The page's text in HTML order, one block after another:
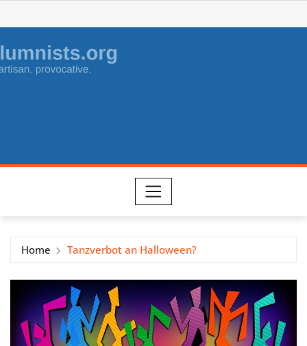
to
content
Home Tanzverbot an Halloween?